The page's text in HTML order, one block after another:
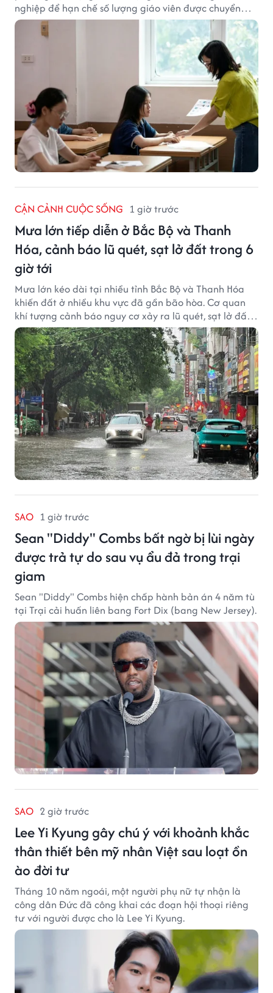
nghiệp để hạn chế số lượng giáo viên được chuyển
xếp từ hạng cũ sang hạng tương ứng theo quy định
mới, gây những bất cập.
CẬN CẢNH CUỘC SỐNG 1 giờ trước
Mưa lớn tiếp diễn ở Bắc Bộ và Thanh
Hóa, cảnh báo lũ quét, sạt lở đất trong 6
giờ tới
Mưa lớn kéo dài tại nhiều tỉnh Bắc Bộ và Thanh Hóa
khiến đất ở nhiều khu vực đã gần bão hòa. Cơ quan
khí tượng cảnh báo nguy cơ xảy ra lũ quét, sạt lở đất
trong những giờ tới.
SAO 1 giờ trước
Sean "Diddy" Combs bất ngờ bị lùi ngày
được trả tự do sau vụ ẩu đả trong trại
giam
Sean "Diddy" Combs hiện chấp hành bản án 4 năm tù
tại Trại cải huấn liên bang Fort Dix (bang New Jersey).
SAO 2 giờ trước
Lee Yi Kyung gây chú ý với khoảnh khắc
thân thiết bên mỹ nhân Việt sau loạt ồn
ào đời tư
Tháng 10 năm ngoái, một người phụ nữ tự nhận là
công dân Đức đã công khai các đoạn hội thoại riêng
tư với người được cho là Lee Yi Kyung.